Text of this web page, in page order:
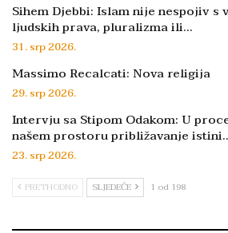
Sihem Djebbi: Islam nije nespojiv
ljudskih prava, pluralizma ili…
31. srp 2026.
Massimo Recalcati: Nova religija
29. srp 2026.
Intervju sa Stipom Odakom: U
našem prostoru približavanje
23. srp 2026.
PRETHODNO SLJEDEĆE 1 od 198